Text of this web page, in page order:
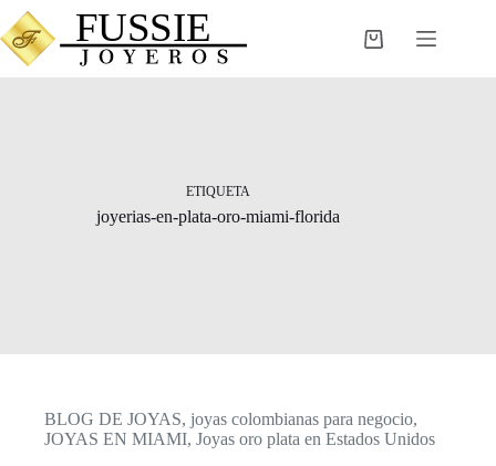
Saltar
al
contenido
Carro
ETIQUETA
joyerias-en-plata-oro-miami-florida
BLOG DE JOYAS, joyas colombianas para negocio,
JOYAS EN MIAMI, Joyas oro plata en Estados Unidos